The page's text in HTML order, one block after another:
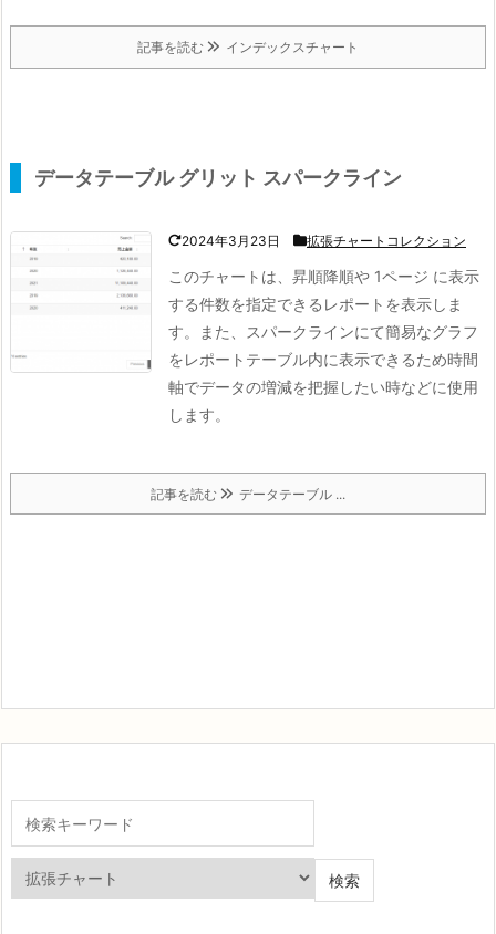
記事を読む インデックスチャート
データテーブル グリット スパークライン
2024年3月23日 拡張チャートコレクション
このチャートは、昇順降順や 1ページ に表示
する件数を指定できるレポートを表示しま
す。
また、スパークラインにて簡易なグラフ
をレポートテーブル内に表示できるため時間
軸でデータの増減を把握したい時などに使用
します。
記事を読む データテーブル ...